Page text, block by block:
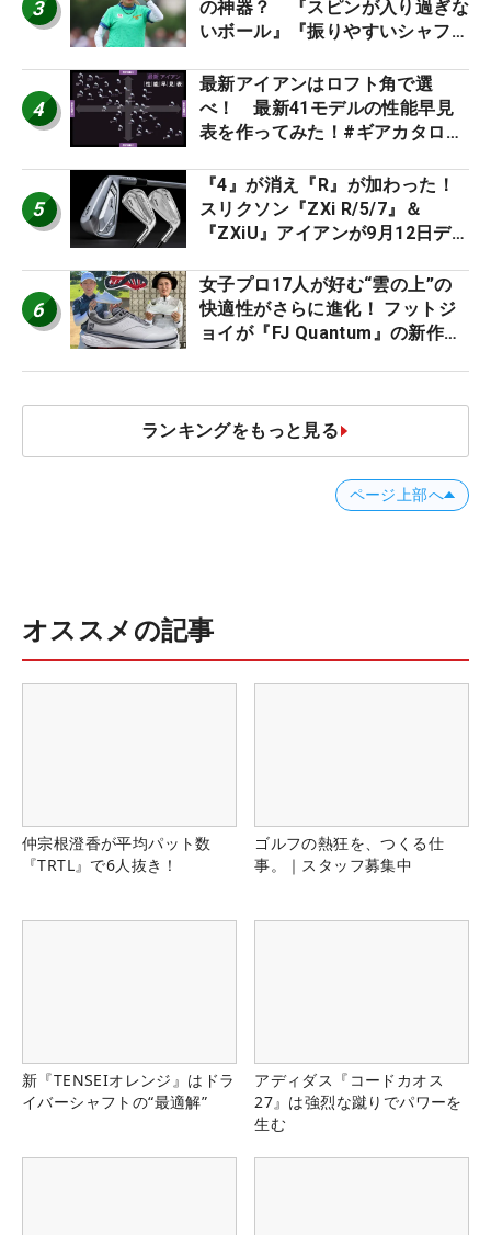
3
の神器？ 『スピンが入り過ぎな
いボール』『振りやすいシャフ
ー』 #女子プロセッティング
4
最新アイアンはロフト角で選
べ！ 最新41モデルの性能早見
表を作ってみた！#ギアカタログ
5
『4』が消え『R』が加わった！
スリクソン『ZXi R/5/7』＆
『ZXiU』アイアンが9月12日デ
6
女子プロ17人が好む“雲の上”の
快適性がさらに進化！ フットジ
ョイが『FJ Quantum』の新作を
ランキングをもっと見る
ページ上部へ
オススメの記事
仲宗根澄香が平均パット数
『TRTL』で6人抜き！
ゴルフの熱狂を、つくる仕
事。｜スタッフ募集中
新『TENSEIオレンジ』はドラ
イバーシャフトの“最適解”
アディダス『コードカオス
27』は強烈な蹴りでパワーを
生む